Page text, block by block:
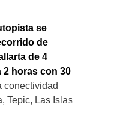
se
de
de 4
2 horas con 30
conectividad
Tepic, Las Islas